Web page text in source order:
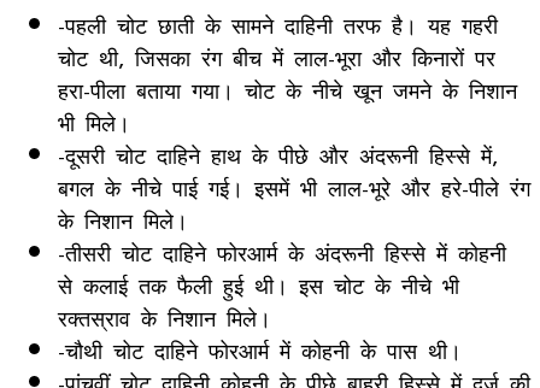
-पहली चोट छाती के सामने दाहिनी तरफ है। यह गहरी
चोट थी, जिसका रंग बीच में लाल-भूरा और किनारों पर
हरा-पीला बताया गया। चोट के नीचे खून जमने के निशान
भी मिले।
-दूसरी चोट दाहिने हाथ के पीछे और अंदरूनी हिस्से में,
बगल के नीचे पाई गई। इसमें भी लाल-भूरे और हरे-पीले रंग
के निशान मिले।
-तीसरी चोट दाहिने फोरआर्म के अंदरूनी हिस्से में कोहनी
से कलाई तक फैली हुई थी। इस चोट के नीचे भी
रक्तस्राव के निशान मिले।
-चौथी चोट दाहिने फोरआर्म में कोहनी के पास थी।